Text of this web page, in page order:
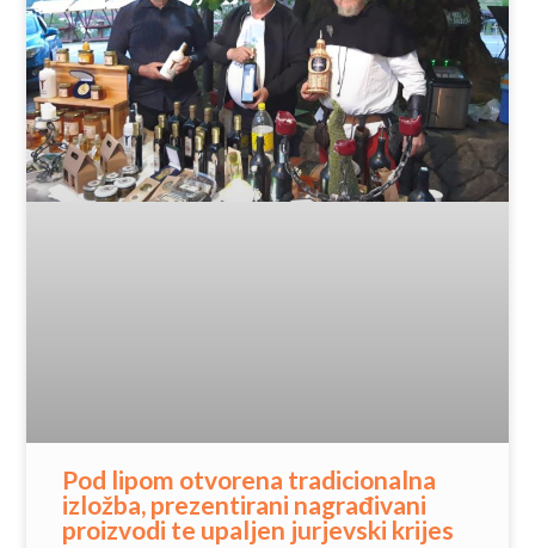
Pod lipom otvorena tradicionalna
izložba, prezentirani nagrađivani
proizvodi te upaljen jurjevski krijes